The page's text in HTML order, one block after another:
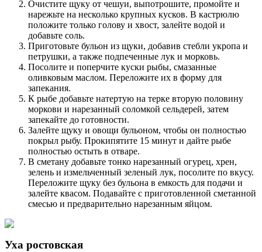
Очистите щуку от чешуи, выпотрошите, промойте и
нарежьте на несколько крупных кусков. В кастрюлю
положите только голову и хвост, залейте водой и
добавьте соль.
Приготовьте бульон из щуки, добавив стебли укропа и
петрушки, а также подпеченные лук и морковь.
Посолите и поперчите куски рыбы, смазанные
оливковым маслом. Переложите их в форму для
запекания.
К рыбе добавьте натертую на терке вторую половину
моркови и нарезанный соломкой сельдерей, затем
запекайте до готовности.
Залейте щуку и овощи бульоном, чтобы он полностью
покрыл рыбу. Прокипятите 15 минут и дайте рыбе
полностью остыть в отваре.
В сметану добавьте тонко нарезанный огурец, хрен,
зелень и измельченный зеленый лук, посолите по вкусу.
Переложите щуку без бульона в емкость для подачи и
залейте квасом. Подавайте с приготовленной сметанной
смесью и предварительно нарезанным яйцом.
Уха ростовская